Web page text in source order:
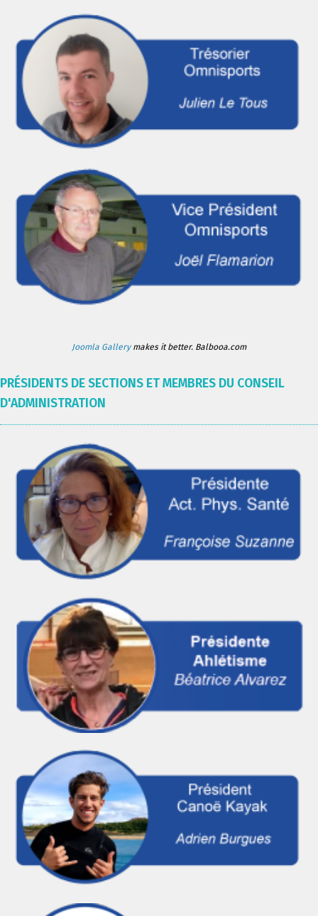
Joomla Gallerymakes it better. Balbooa.com
PRÉSIDENTS DE SECTIONS ET MEMBRES DU CONSEIL
D'ADMINISTRATION